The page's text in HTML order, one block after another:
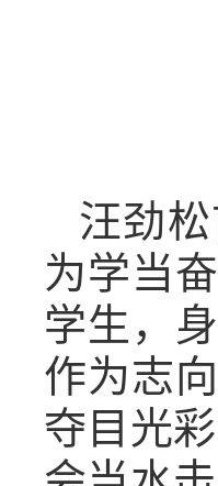
汪劲
为学当
学生，
作为志
夺目光